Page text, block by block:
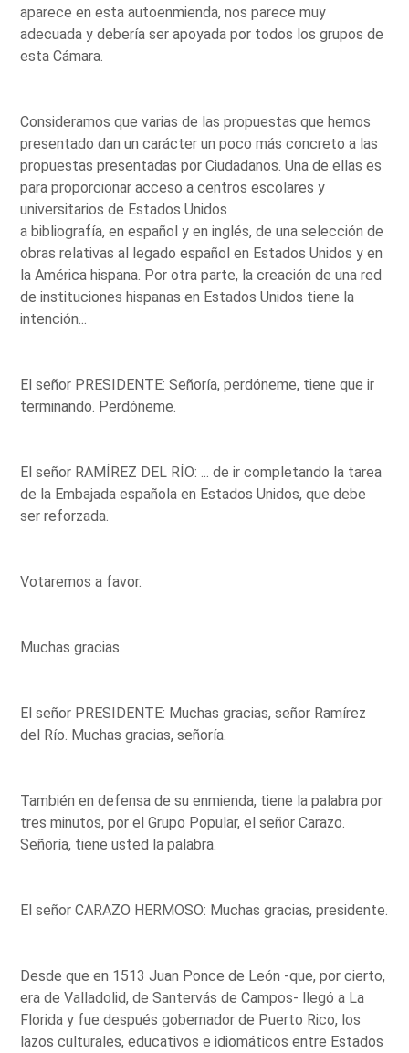
aparece en esta autoenmienda, nos parece muy
adecuada y debería ser apoyada por todos los grupos de
esta Cámara.
Consideramos que varias de las propuestas que hemos
presentado dan un carácter un poco más concreto a las
propuestas presentadas por Ciudadanos. Una de ellas es
para proporcionar acceso a centros escolares y
universitarios de Estados Unidos
a bibliografía, en español y en inglés, de una selección de
obras relativas al legado español en Estados Unidos y en
la América hispana. Por otra parte, la creación de una red
de instituciones hispanas en Estados Unidos tiene la
intención...
El señor PRESIDENTE: Señoría, perdóneme, tiene que ir
terminando. Perdóneme.
El señor RAMÍREZ DEL RÍO: ... de ir completando la tarea
de la Embajada española en Estados Unidos, que debe
ser reforzada.
Votaremos a favor.
Muchas gracias.
El señor PRESIDENTE: Muchas gracias, señor Ramírez
del Río. Muchas gracias, señoría.
También en defensa de su enmienda, tiene la palabra por
tres minutos, por el Grupo Popular, el señor Carazo.
Señoría, tiene usted la palabra.
El señor CARAZO HERMOSO: Muchas gracias, presidente.
Desde que en 1513 Juan Ponce de León -que, por cierto,
era de Valladolid, de Santervás de Campos- llegó a La
Florida y fue después gobernador de Puerto Rico, los
lazos culturales, educativos e idiomáticos entre Estados